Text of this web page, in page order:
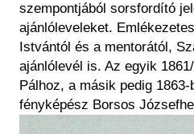
szempontjából sorsfordító
ajánlóleveleket.
Istvántól és a mentorától,
ajánlólevél is. Az egyik
Pálhoz, a másik pedig
fényképész Borsos